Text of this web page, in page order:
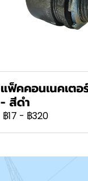
แฟ็คคอนเนคเตอ
- สีดำ
฿17 - ฿320